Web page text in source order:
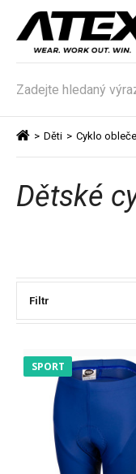
> Děti > Cyklo
Dětské
Filtr
SPORT